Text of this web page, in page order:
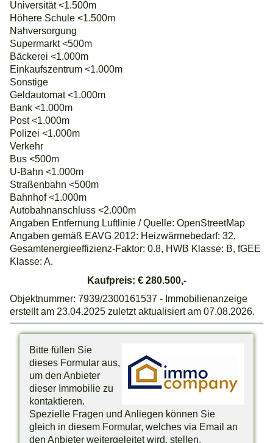
Universität <1.500m
Höhere Schule <1.500m
Nahversorgung
Supermarkt <500m
Bäckerei <1.000m
Einkaufszentrum <1.000m
Sonstige
Geldautomat <1.000m
Bank <1.000m
Post <1.000m
Polizei <1.000m
Verkehr
Bus <500m
U-Bahn <1.000m
Straßenbahn <500m
Bahnhof <1.000m
Autobahnanschluss <2.000m
Angaben Entfernung Luftlinie / Quelle: OpenStreetMap
Angaben gemäß EAVG 2012: Heizwärmebedarf: 32,
Gesamtenergieeffizienz-Faktor: 0.8, HWB Klasse: B, fGEE
Klasse: A.
Kaufpreis: € 280.500,-
Objektnummer: 7939/2300161537 - Immobilienanzeige
erstellt am 23.04.2025 zuletzt aktualisiert am 07.08.2026.
Bitte füllen Sie
dieses Formular aus,
um den Anbieter
dieser Immobilie zu
kontaktieren.
Spezielle Fragen und Anliegen können Sie
gleich in diesem Formular, welches via Email an
den Anbieter weitergeleitet wird, stellen.